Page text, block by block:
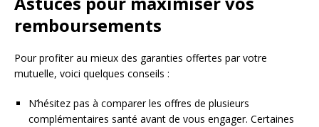
remboursements
Pour profiter au mieux des garanties offertes par votre
mutuelle, voici quelques conseils :
N’hésitez pas à comparer les offres de plusieurs
complémentaires santé avant de vous engager. Certaines